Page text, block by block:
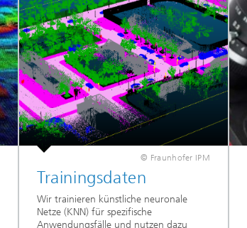
© Fraunhofer IPM
Trainingsdaten
Wir trainieren künstliche neuronale
Netze (KNN) für spezifische
Anwendungsfälle und nutzen dazu